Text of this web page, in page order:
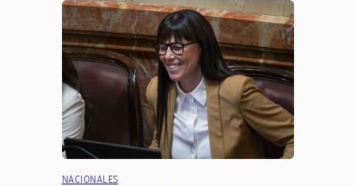
NACIONALES